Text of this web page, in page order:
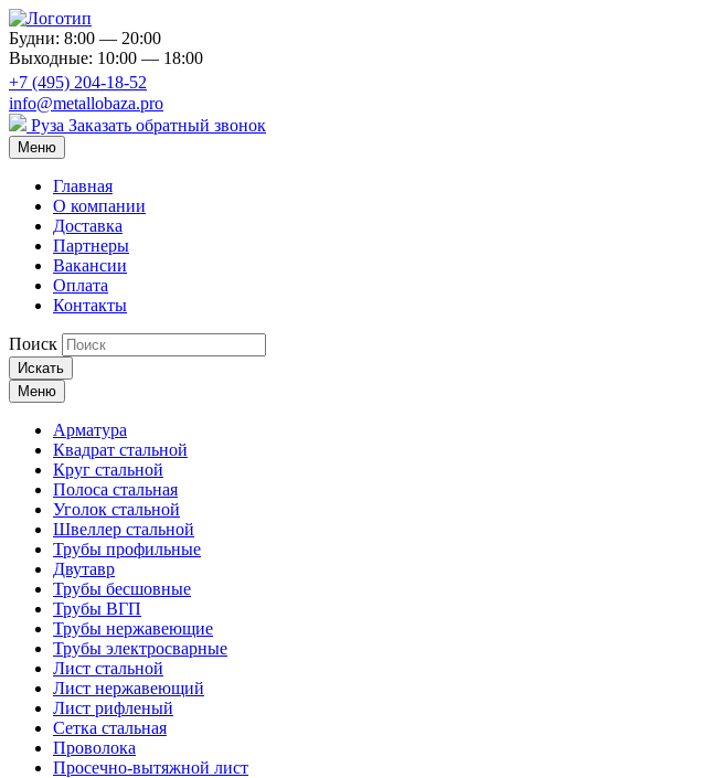
Будни: 8:00 — 20:00
Выходные: 10:00 — 18:00
+7 (495) 204-18-52
info@metallobaza.pro
Руза Заказать обратный звонок
Меню
Главная
О компании
Доставка
Партнеры
Вакансии
Оплата
Контакты
Поиск
Искать
Меню
Арматура
Квадрат стальной
Круг стальной
Полоса стальная
Уголок стальной
Швеллер стальной
Трубы профильные
Двутавр
Трубы бесшовные
Трубы ВГП
Трубы нержавеющие
Трубы электросварные
Лист стальной
Лист нержавеющий
Лист рифленый
Сетка стальная
Проволока
Просечно-вытяжной лист